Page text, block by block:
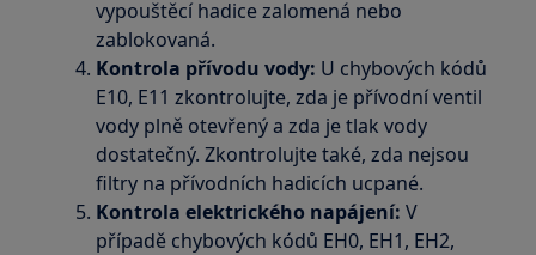
vypouštěcí hadice zalomená nebo
zablokovaná.
Kontrola přívodu vody: U chybových kódů
E10, E11 zkontrolujte, zda je přívodní ventil
vody plně otevřený a zda je tlak vody
dostatečný. Zkontrolujte také, zda nejsou
filtry na přívodních hadicích ucpané.
Kontrola elektrického napájení: V
případě chybových kódů EH0, EH1, EH2,